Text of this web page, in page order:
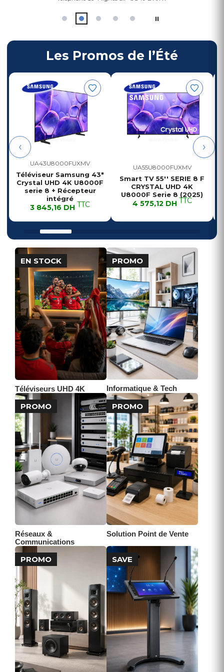
⏸
Les Promos de l’Été
‹ ›
UA43U8000FUXMV
Téléviseur Samsung 43"
Crystal UHD 4K U8000F
serie 8 + Récepteur
intégré
3 845,16 DH TTC
UA55U8000FUXMV
Smart TV 55'' SERIE 8 F
CRYSTAL UHD 4K
U8000F Serie 8 (2025)
4 575,12 DH TTC
EN STOCK
Téléviseurs UHD 4K
PROMO
Informatique & Tech
PROMO
Réseaux &
Communications
PROMO
Solution Point de Vente
PROMO SAVE